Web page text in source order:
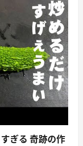
ぎる 奇跡の作